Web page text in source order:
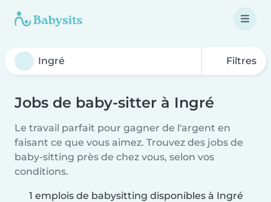
Filtres
Jobs de baby-sitter à Ingré
Le travail parfait pour gagner de l'argent en
faisant ce que vous aimez. Trouvez des jobs de
baby-sitting près de chez vous, selon vos
conditions.
1 emplois de babysitting disponibles à Ingré